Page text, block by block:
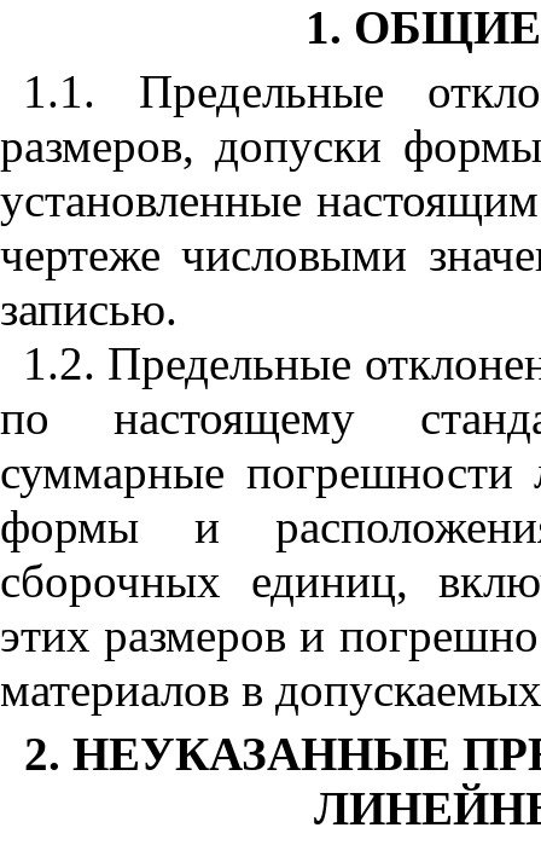
1.
1.1. Предельные откло
размеров, допуски
установленные настоящи
чертеже числовыми
записью.
1.2. Предельные
по настоящему стан
суммарные погрешности
формы и
сборочных единиц,
этих размерови
материалов в
2. НЕУКАЗАННЫЕ